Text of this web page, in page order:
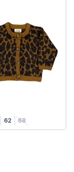
62 68